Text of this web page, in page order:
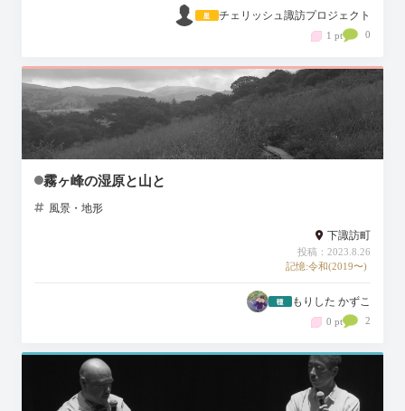
チェリッシュ諏訪プロジェクト
1 pt 0
霧ヶ峰の湿原と山と
風景・地形
下諏訪町
投稿：2023.8.26
記憶:令和(2019〜)
もりした かずこ
0 pt 2